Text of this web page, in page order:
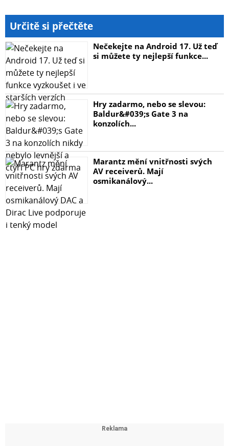
Určitě si přečtěte
Nečekejte na Android 17. Už teď
si můžete ty nejlepší funkce...
Hry zadarmo, nebo se slevou:
Baldur&#039;s Gate 3 na
konzolích...
Marantz mění vnitřnosti svých
AV receiverů. Mají
osmikanálový...